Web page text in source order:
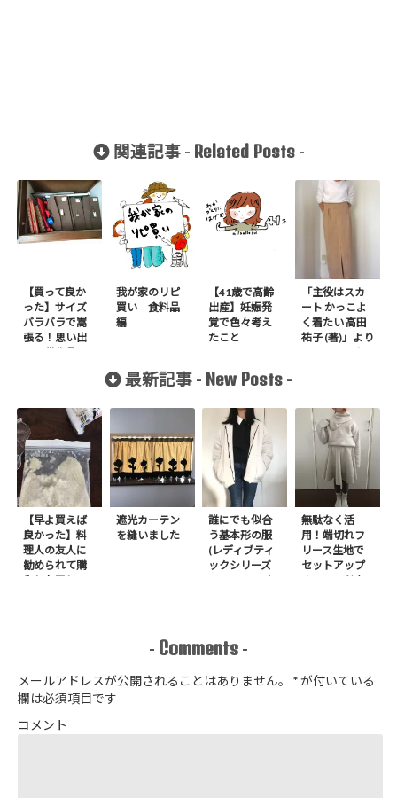
関連記事 - Related Posts-
【買って良か
った】サイズ
バラバラで嵩
張る！思い出
の子供作品を
我が家のリピ
買い 食料品
編
【41歳で高齢
出産】妊娠発
覚で色々考え
たこと
「主役はスカ
ート かっこよ
く着たい 高田
祐子 (著)」より
no.16 ハイウエ
最新記事 - New Posts -
【早よ買えば
良かった】料
理人の友人に
勧められて購
入したアレ
遮光カーテン
を縫いました
誰にでも似合
う基本形の服
(レディブティ
ックシリーズ
no.8272) か
アップジャケ
ットを作りま
無駄なく活
用！端切れフ
リース生地で
セットアップ
＋スヌードを1
- Comments -
メールアドレスが公開されることはありません。 *が付いている
欄は必須項目です
コメント